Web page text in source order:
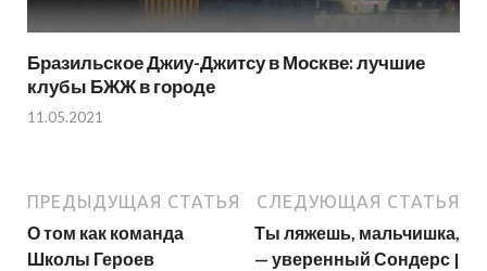
Бразильское Джиу-Джитсу в Москве: лучшие
клубы БЖЖ в городе
11.05.2021
ПРЕДЫДУЩАЯ СТАТЬЯ
О том как команда
Школы Героев
СЛЕДУЮЩАЯ СТАТЬЯ
Ты ляжешь, мальчишка,
— уверенный Сондерс |